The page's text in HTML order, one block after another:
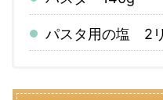
パスタ用の塩 2